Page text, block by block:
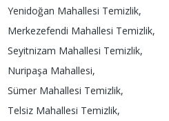
Yenidoğan Mahallesi Temizlik,
Merkezefendi Mahallesi Temizlik,
Seyitnizam Mahallesi Temizlik,
Nuripaşa Mahallesi,
Sümer Mahallesi Temizlik,
Telsiz Mahallesi Temizlik,